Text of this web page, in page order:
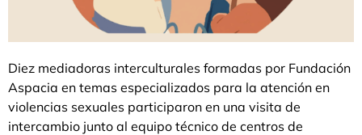
Diez mediadoras interculturales formadas por Fundación
Aspacia en temas especializados para la atención en
violencias sexuales participaron en una visita de
intercambio junto al equipo técnico de centros de